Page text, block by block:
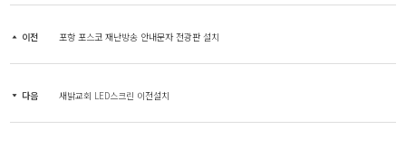
이전 포항 포스코 재난방송 안내문자 전광판 설치
다음 새밝교회 LED스크린 이전설치